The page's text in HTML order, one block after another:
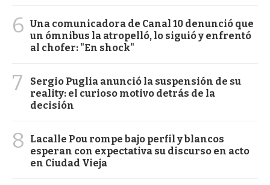
6 Una comunicadora de Canal 10 denunció que
un ómnibus la atropelló, lo siguió y enfrentó
al chofer: "En shock"
7
Sergio Puglia anunció la suspensión de su
reality: el curioso motivo detrás de la
decisión
8
Lacalle Pou rompe bajo perfil y blancos
esperan con expectativa su discurso en acto
en Ciudad Vieja